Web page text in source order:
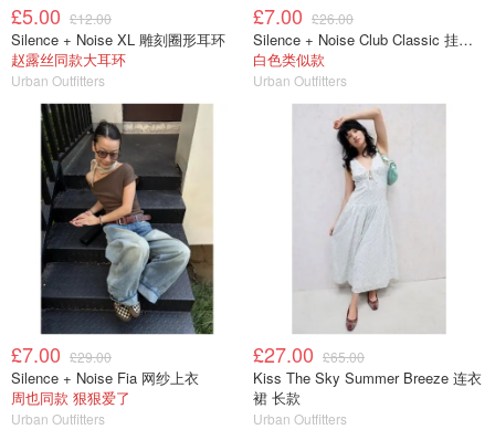
£5.00 £12.00
Silence + Noise XL 雕刻圈形耳环
赵露丝同款大耳环
Urban Outfitters
£7.00 £26.00
Silence + Noise Club Classic 挂脖上衣
白色类似款
Urban Outfitters
£7.00 £29.00
Silence + Noise Fia 网纱上衣
周也同款 狠狠爱了
Urban Outfitters
£27.00 £65.00
Kiss The Sky Summer Breeze 连衣
裙 长款
Urban Outfitters